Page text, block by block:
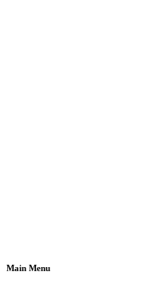
Main Menu